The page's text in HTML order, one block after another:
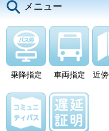
メニュー
乗降指定 車両指定 近